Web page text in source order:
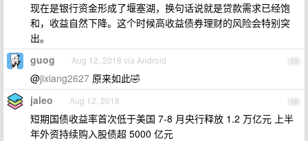
现在是银行资金形成了堰塞湖，换句话说就是贷款需求已经饱
和，收益自然下降。这个时候高收益债券理财的风险会特别突
出。
15
guog Aug 12, 2018 via Android
@jixiang2627 原来如此🤣
16
jaleo Aug 12, 2018
短期国债收益率首次低于美国 7-8 月央行释放 1.2 万亿元 上半
年外资持续购入股债超 5000 亿元